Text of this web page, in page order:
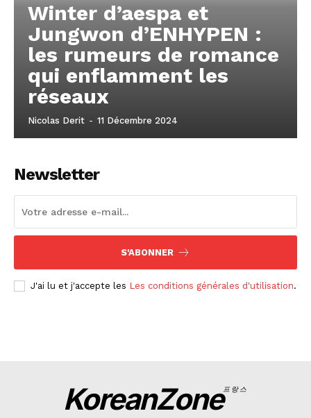
Winter d’aespa et
Jungwon d’ENHYPEN :
les rumeurs de romance
qui enflamment les
réseaux
Nicolas Derit - 11 Décembre 2024
Newsletter
S'ABONNER
J'ai lu et j'accepte les Les conditions générales d'utilisation.
KoreanZone프랑스